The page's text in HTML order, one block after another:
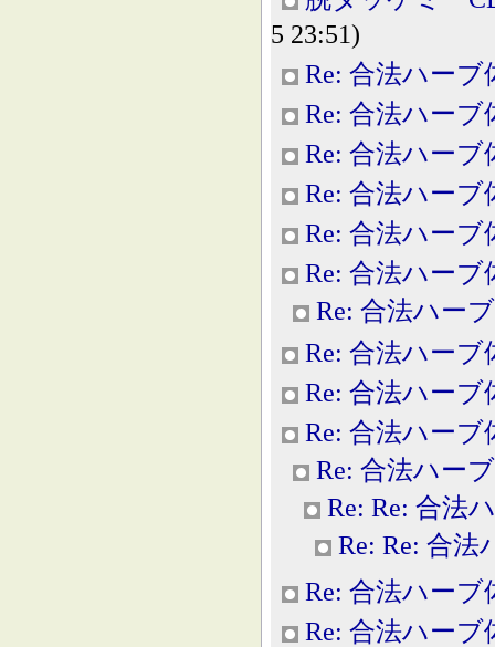
5 23:51)
Re: 合法ハーブ
Re: 合法ハーブ
Re: 合法ハーブ
Re: 合法ハーブ
Re: 合法ハーブ
Re: 合法ハーブ
Re: 合法ハー
Re: 合法ハーブ
Re: 合法ハーブ
Re: 合法ハーブ
Re: 合法ハー
Re: Re: 合法
Re: Re: 合法
Re: 合法ハーブ
Re: 合法ハーブ